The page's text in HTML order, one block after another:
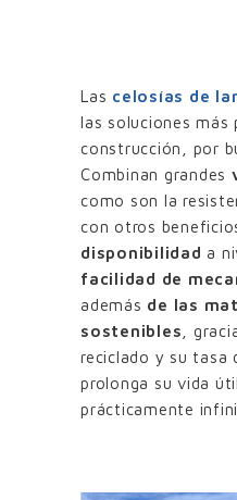
Las celosías de
las soluciones más
construcción, por
Combinan grandes
como son la
con otros
disponibilidad a
facilidad de
además de las
sostenibles ,
reciclado y su tasa
prolonga su vida
prácticamente